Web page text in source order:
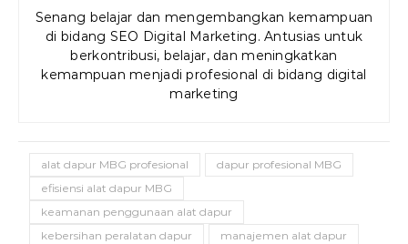
Senang belajar dan mengembangkan kemampuan
di bidang SEO Digital Marketing. Antusias untuk
berkontribusi, belajar, dan meningkatkan
kemampuan menjadi profesional di bidang digital
marketing
alat dapur MBG profesional
dapur profesional MBG
efisiensi alat dapur MBG
keamanan penggunaan alat dapur
kebersihan peralatan dapur
manajemen alat dapur